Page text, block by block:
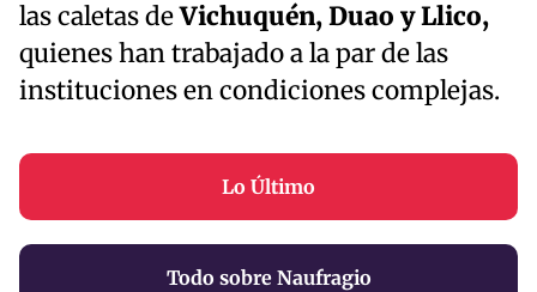
las caletas deVichuquén, Duao y Llico,
quienes han trabajado a la par de las
instituciones en condiciones complejas.
Lo Último
Todo sobre Naufragio